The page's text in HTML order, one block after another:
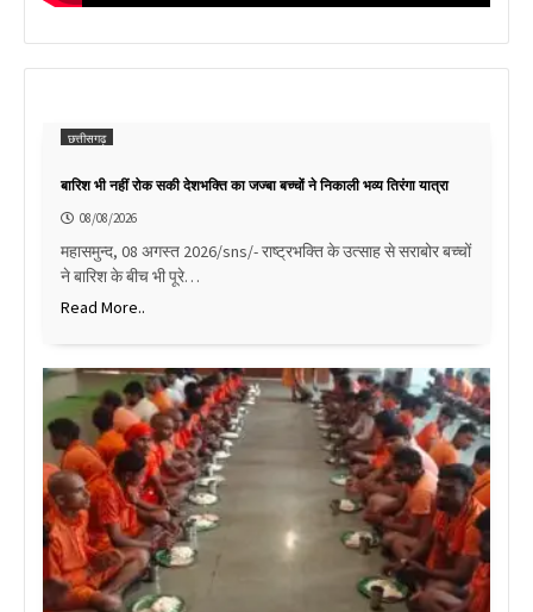
छत्तीसगढ़
बारिश भी नहीं रोक सकी देशभक्ति का जज्बा बच्चों ने निकाली भव्य तिरंगा यात्रा
08/08/2026
महासमुन्द, 08 अगस्त 2026/sns/- राष्ट्रभक्ति के उत्साह से सराबोर बच्चों
ने बारिश के बीच भी पूरे…
Read More..